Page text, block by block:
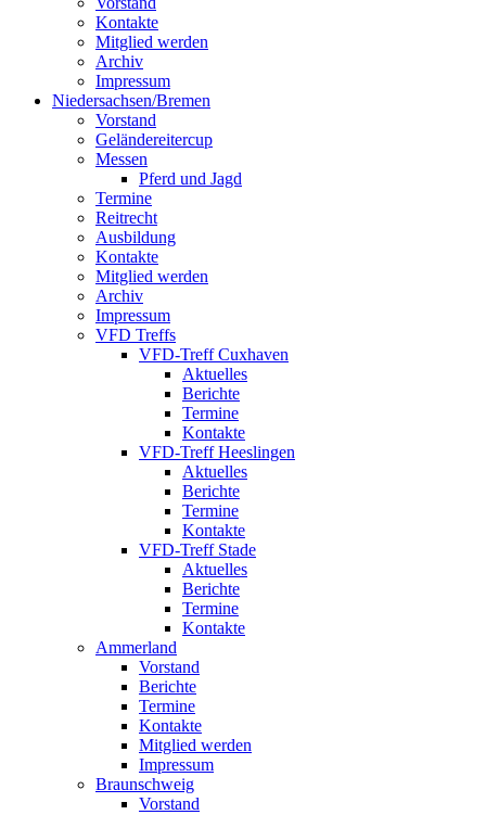
Kontakte
Mitglied werden
Archiv
Impressum
Niedersachsen/Bremen
Vorstand
Geländereitercup
Messen
Pferd und Jagd
Termine
Reitrecht
Ausbildung
Kontakte
Mitglied werden
Archiv
Impressum
VFD Treffs
VFD-Treff Cuxhaven
Aktuelles
Berichte
Termine
Kontakte
VFD-Treff Heeslingen
Aktuelles
Berichte
Termine
Kontakte
VFD-Treff Stade
Aktuelles
Berichte
Termine
Kontakte
Ammerland
Vorstand
Berichte
Termine
Kontakte
Mitglied werden
Impressum
Braunschweig
Vorstand